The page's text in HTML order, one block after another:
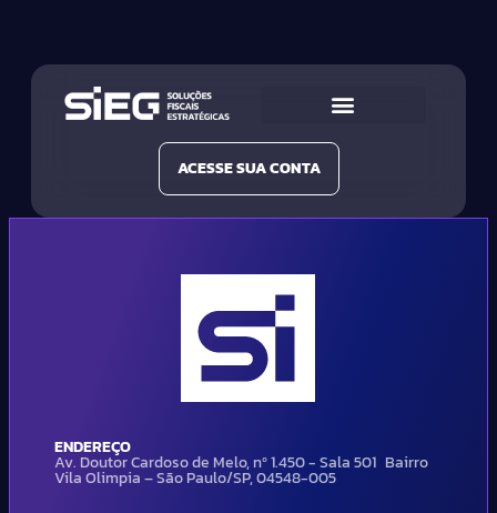
ACESSE SUA CONTA
ENDEREÇO
Av. Doutor Cardoso de Melo, nº 1.450 - Sala 501 Bairro
Vila Olimpia – São Paulo/SP, 04548-005